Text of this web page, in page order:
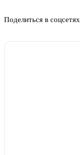
Поделиться в соцсетях